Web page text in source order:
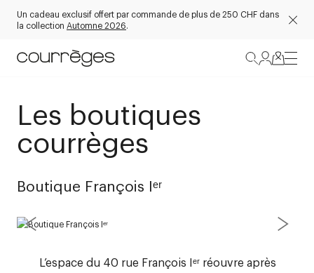
Un cadeau exclusif offert par commande de plus de 250 CHF dans
la collection Automne 2026.
Les boutiques
courrèges
Boutique François Iᵉʳ
L’espace du 40 rue François Iᵉʳ réouvre après